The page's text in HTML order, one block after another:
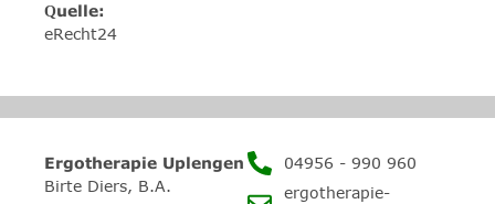
Quelle:
eRecht24
Ergotherapie Uplengen
Birte Diers, B.A.
04956 - 990 960
ergotherapie-